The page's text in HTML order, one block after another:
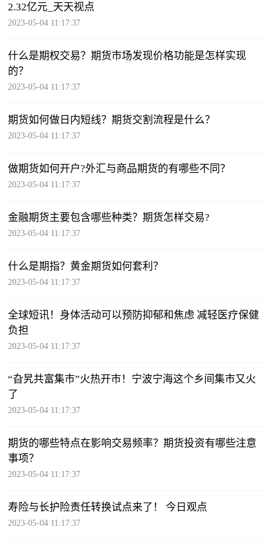
2.32亿元_天天视点
2023-05-04 11:17:37
什么是期权交易？期货市场发现价格功能是怎样实现
的？
2023-05-04 11:17:37
期货如何做日内短线？期货交割流程是什么？
2023-05-04 11:17:37
做期货如何开户?外汇与商品期货的有哪些不同？
2023-05-04 11:17:37
金融期货主要包含哪些种类？期货怎样交易?
2023-05-04 11:17:37
什么是期指？黄金期货如何套利？
2023-05-04 11:17:37
全球短讯！身体活动可以预防抑郁和焦虑 减轻医疗保健
负担
2023-05-04 11:17:37
“旮旯共富集市”火热开市！宁波宁海这个乡间集市又火
了
2023-05-04 11:17:37
期货的哪些特点在影响交易频率？期货投资有哪些注意
事项？
2023-05-04 11:17:37
寿险与长护险责任转换试点来了！ 今日观点
2023-05-04 11:17:37